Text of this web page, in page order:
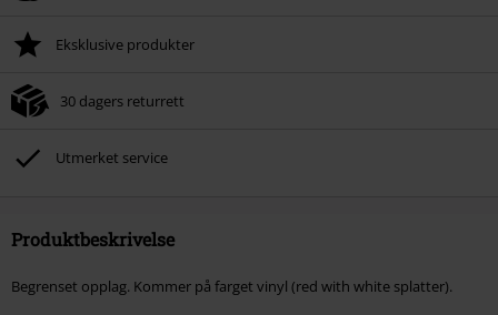
Eksklusive produkter
30 dagers returrett
Utmerket service
Produktbeskrivelse
Begrenset opplag. Kommer på farget vinyl (red with white splatter).